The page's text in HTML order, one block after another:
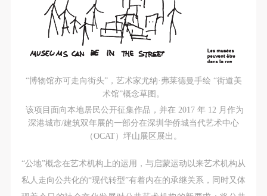
“博物馆亦可走向街头”，艺术家尤纳·弗莱德曼手绘 “街道美
术馆”概念草图。
该项目面向本地居民公开征集作品，并在 2017 年 12 月作为
深港城市/建筑双年展的一部分在深圳华侨城当代艺术中心
（OCAT）坪山展区展出。
“公地”概念在艺术机构上的运用，与启蒙运动以来艺术机构从
私人走向公共化的“现代转型”有着内在的承继关系，同时又体